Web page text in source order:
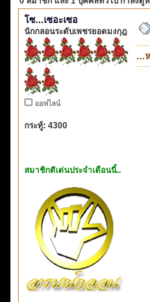
โซ...เซอะเซอ
นักกลอนระดับเพชรยอดมงกุฎ
ออฟไลน์
กระทู้: 4300
สมาชิกดีเด่นประจำเดือนนี้..
…ห